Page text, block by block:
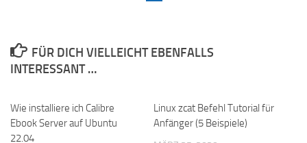
FÜR DICH VIELLEICHT EBENFALLS
INTERESSANT …
Wie installiere ich Calibre
Ebook Server auf Ubuntu
22.04
Linux zcat Befehl Tutorial für
Anfänger (5 Beispiele)